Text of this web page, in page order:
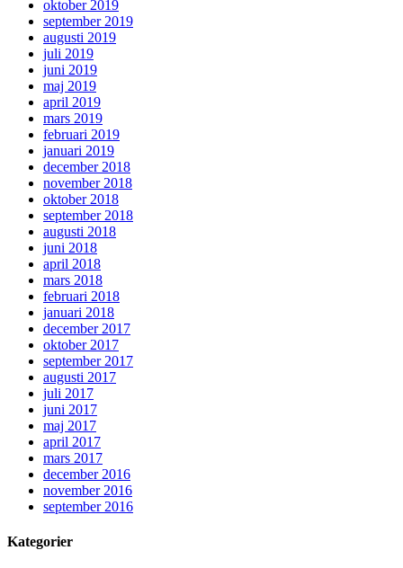
oktober 2019
september 2019
augusti 2019
juli 2019
juni 2019
maj 2019
april 2019
mars 2019
februari 2019
januari 2019
december 2018
november 2018
oktober 2018
september 2018
augusti 2018
juni 2018
april 2018
mars 2018
februari 2018
januari 2018
december 2017
oktober 2017
september 2017
augusti 2017
juli 2017
juni 2017
maj 2017
april 2017
mars 2017
december 2016
november 2016
september 2016
Kategorier